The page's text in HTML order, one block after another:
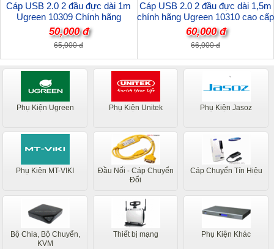
Cáp USB 2.0 2 đầu đực dài 1m
Ugreen 10309 Chính hãng
50,000 đ
65,000 đ
Cáp USB 2.0 2 đầu đực dài 1,5m
chính hãng Ugreen 10310 cao cấp
60,000 đ
66,000 đ
Phụ Kiện Ugreen Phụ Kiện Unitek Phụ Kiện Jasoz
Phụ Kiện MT-VIKI
Đầu Nối - Cáp Chuyển
Đổi
Cáp Chuyển Tín Hiệu
Bộ Chia, Bộ Chuyển,
KVM
Thiết bị mạng Phụ Kiện Khác